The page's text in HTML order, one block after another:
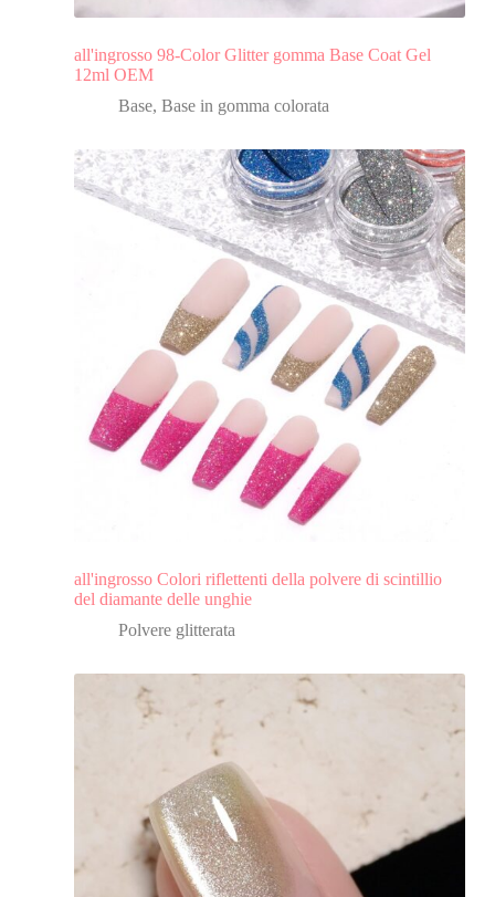
all'ingrosso 98-Color Glitter gomma Base Coat Gel
12ml OEM
Base, Base in gomma colorata
all'ingrosso Colori riflettenti della polvere di scintillio
del diamante delle unghie
Polvere glitterata